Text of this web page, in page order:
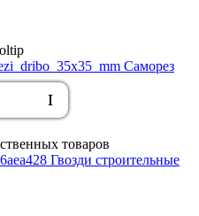
Саморез
товаров
Гвозди строительные